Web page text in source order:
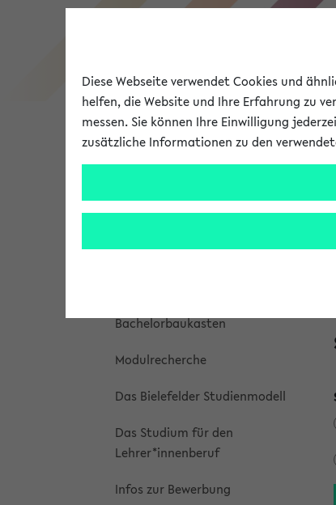
Universität Forschung
Studienangebot
Bachelorbaukasten
Modulrecherche
Das Bielefelder Studienmodell
Das Studium für den
Lehrer*innenberuf
Infos zur Bewerbung
Diese Webseite verwendet Cookies und
helfen, die Website und Ihre Erfahrung zu
messen. Sie können Ihre Einwilligung
zusätzliche Informationen zu den